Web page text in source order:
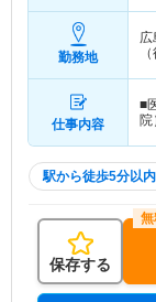
勤務地
広
仕事内容
■
駅から徒歩5分以内
保存する